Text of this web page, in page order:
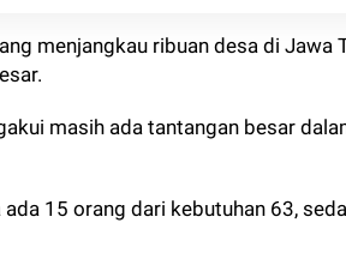
menjangkau ribuan desa di Jawa
masih ada tantangan besar
15 orang dari kebutuhan 63,